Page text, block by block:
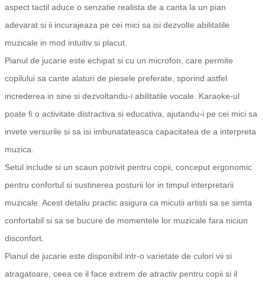
aspect tactil aduce o senzatie realista de a canta la un pian
adevarat si ii incurajeaza pe cei mici sa isi dezvolte abilitatile
muzicale in mod intuitiv si placut.
Pianul de jucarie este echipat si cu un microfon, care permite
copilului sa cante alaturi de piesele preferate, sporind astfel
increderea in sine si dezvoltandu-i abilitatile vocale. Karaoke-ul
poate fi o activitate distractiva si educativa, ajutandu-i pe cei mici sa
invete versurile si sa isi imbunatateasca capacitatea de a interpreta
muzica.
Setul include si un scaun potrivit pentru copii, conceput ergonomic
pentru confortul si sustinerea posturii lor in timpul interpretarii
muzicale. Acest detaliu practic asigura ca micutii artisti sa se simta
confortabil si sa se bucure de momentele lor muzicale fara niciun
disconfort.
Pianul de jucarie este disponibil intr-o varietate de culori vii si
atragatoare, ceea ce il face extrem de atractiv pentru copii si il